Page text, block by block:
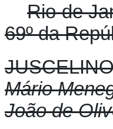
Rio de
69º da
Mário
João de